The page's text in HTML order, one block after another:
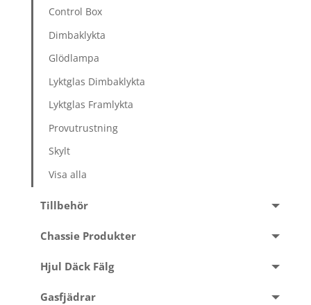
Control Box
Dimbaklykta
Glödlampa
Lyktglas Dimbaklykta
Lyktglas Framlykta
Provutrustning
Skylt
Visa alla
Tillbehör
Chassie Produkter
Hjul Däck Fälg
Gasfjädrar